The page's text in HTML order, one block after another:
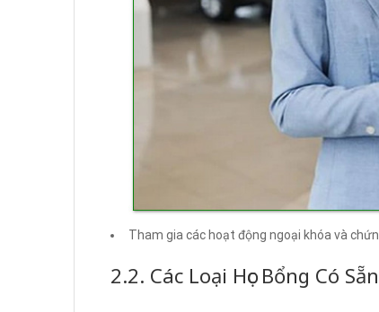
Tham gia các hoạt động ngoại khóa và
2.2. Các Loại Học Bổng Có Sẵn